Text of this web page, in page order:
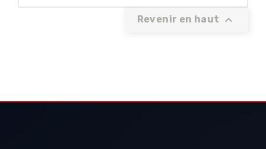
Revenir en haut 